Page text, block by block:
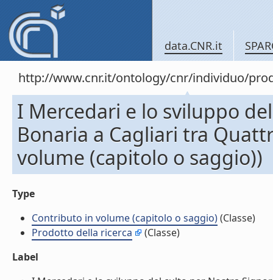
data.CNR.it
http://www.cnr.it/ontology/cnr/individuo/
I Mercedari e lo sviluppo
Bonaria a Cagliari tra
volume (capitolo o saggio))
Type
Contributo in volume (capitolo o saggio)(Classe)
Prodotto della ricerca
(Classe)
Label